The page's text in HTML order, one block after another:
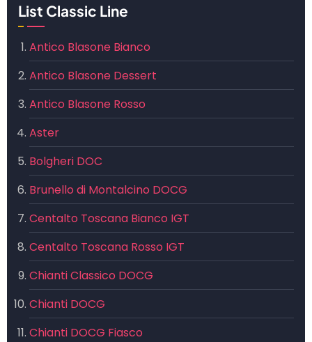
List Classic Line
Antico Blasone Bianco
Antico Blasone Dessert
Antico Blasone Rosso
Aster
Bolgheri DOC
Brunello di Montalcino DOCG
Centalto Toscana Bianco IGT
Centalto Toscana Rosso IGT
Chianti Classico DOCG
Chianti DOCG
Chianti DOCG Fiasco